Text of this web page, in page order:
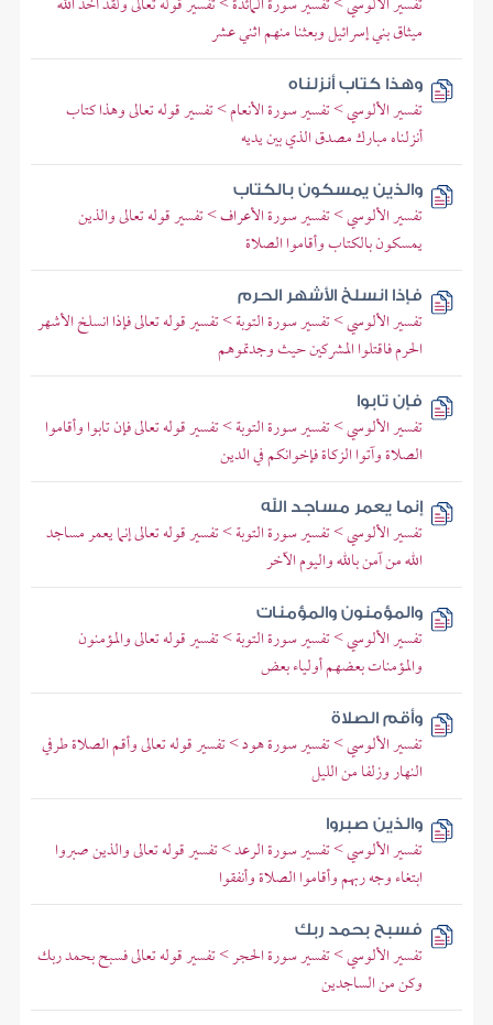
ميثاق بني إسرائيل وبعثنا منهم اثني عشر
وهذا كتاب أنزلناه
تفسير الألوسي > تفسير سورة الأنعام > تفسير قوله تعالى وهذا كتاب
أنزلناه مبارك مصدق الذي بين يديه
والذين يمسكون بالكتاب
تفسير الألوسي > تفسير سورة الأعراف > تفسير قوله تعالى والذين
يمسكون بالكتاب وأقاموا الصلاة
فإذا انسلخ الأشهر الحرم
تفسير الألوسي > تفسير سورة التوبة > تفسير قوله تعالى فإذا انسلخ الأشهر
الحرم فاقتلوا المشركين حيث وجدتموهم
فإن تابوا
تفسير الألوسي > تفسير سورة التوبة > تفسير قوله تعالى فإن تابوا وأقاموا
الصلاة وآتوا الزكاة فإخوانكم في الدين
إنما يعمر مساجد الله
تفسير الألوسي > تفسير سورة التوبة > تفسير قوله تعالى إنما يعمر مساجد
الله من آمن بالله واليوم الآخر
والمؤمنون والمؤمنات
تفسير الألوسي > تفسير سورة التوبة > تفسير قوله تعالى والمؤمنون
والمؤمنات بعضهم أولياء بعض
وأقم الصلاة
تفسير الألوسي > تفسير سورة هود > تفسير قوله تعالى وأقم الصلاة طرفي
النهار وزلفا من الليل
والذين صبروا
تفسير الألوسي > تفسير سورة الرعد > تفسير قوله تعالى والذين صبروا
ابتغاء وجه ربهم وأقاموا الصلاة وأنفقوا
فسبح بحمد ربك
تفسير الألوسي > تفسير سورة الحجر > تفسير قوله تعالى فسبح بحمد ربك
وكن من الساجدين